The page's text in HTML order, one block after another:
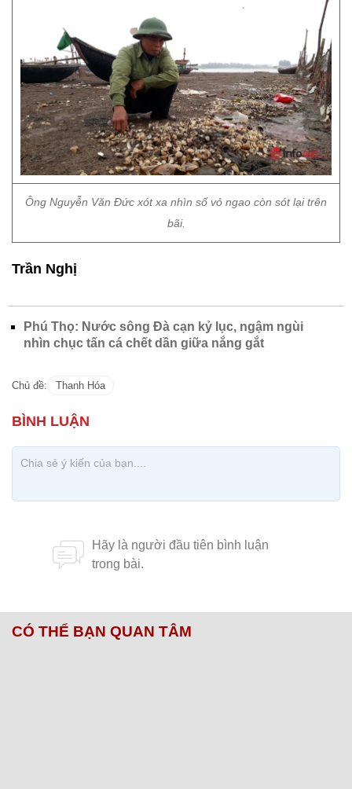
Ông Nguyễn Văn Đức xót xa nhìn số vỏ ngao còn sót lại trên
bãi.
Trần Nghị
Phú Thọ: Nước sông Đà cạn kỷ lục, ngậm ngùi
nhìn chục tấn cá chết dần giữa nắng gắt
Chủ đề: Thanh Hóa
CÓ THỂ BẠN QUAN TÂM